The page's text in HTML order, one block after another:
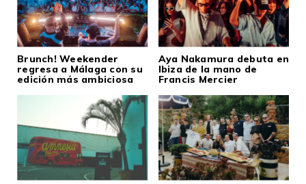
Brunch! Weekender
regresa a Málaga con su
edición más ambiciosa
Aya Nakamura debuta en
Ibiza de la mano de
Francis Mercier